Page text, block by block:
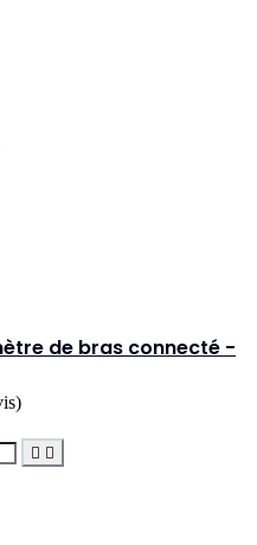
de bras connecté -
 